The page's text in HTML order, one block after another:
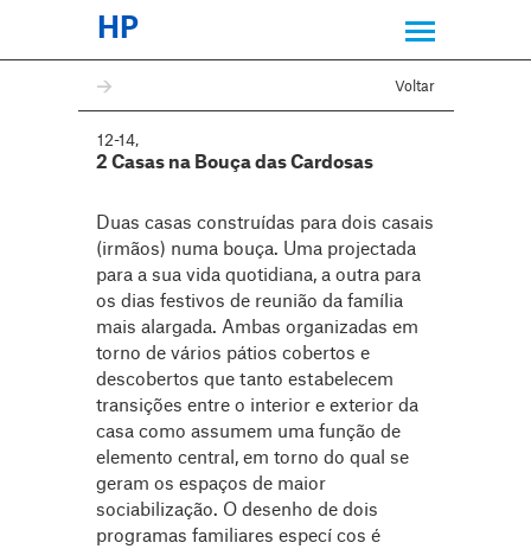
HP
Voltar
12-14,
2 Casas na Bouça das Cardosas
Duas casas construídas para dois casais
(irmãos) numa bouça. Uma projectada
para a sua vida quotidiana, a outra para
os dias festivos de reunião da família
mais alargada. Ambas organizadas em
torno de vários pátios cobertos e
descobertos que tanto estabelecem
transições entre o interior e exterior da
casa como assumem uma função de
elemento central, em torno do qual se
geram os espaços de maior
sociabilização. O desenho de dois
programas familiares especí cos é